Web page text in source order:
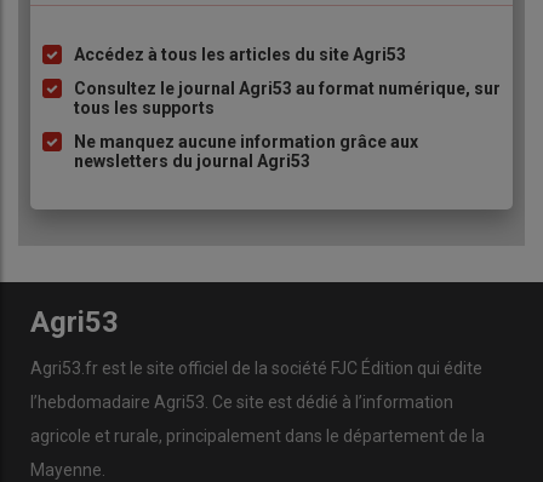
Liste
à
puce
Accédez à tous les articles du site Agri53
Consultez le journal Agri53 au format numérique, sur
tous les supports
Ne manquez aucune information grâce aux
newsletters du journal Agri53
Agri53
Agri53.fr est le site officiel de la société FJC Édition qui édite
l’hebdomadaire Agri53. Ce site est dédié à l’information
agricole et rurale, principalement dans le département de la
Mayenne.